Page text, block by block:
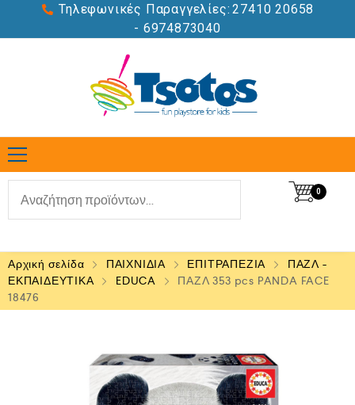
Τηλεφωνικές Παραγγελίες: 27410 20658
- 6974873040
0
Αρχική σελίδα ΠΑΙΧΝΙΔΙΑ ΕΠΙΤΡΑΠΕΖΙΑ
ΠΑΖΛ -
ΕΚΠΑΙΔΕΥΤΙΚΑ
EDUCA
ΠΑΖΛ 353 pcs PANDA FACE
18476